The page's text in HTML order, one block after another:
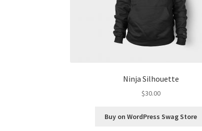
Ninja Silhouette
$30.00
Buy on WordPress Swag Store